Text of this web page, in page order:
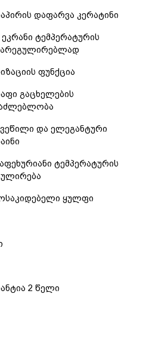
დაფარვა კერატინი
ეკრანი ტემპერატურის
ფუნქცია
გაცხელების
და ელეგანტური
ტემპერატურის
ყულფი
2 წელი